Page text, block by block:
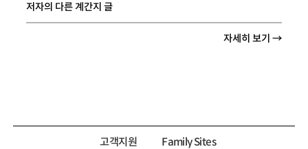
저자의 다른 계간지 글
자세히 보기 →
고객지원 Family Sites